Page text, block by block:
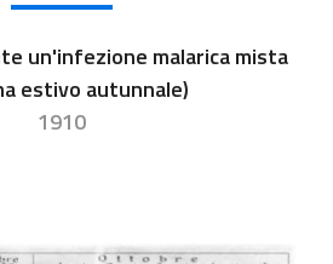
un'infezione malarica mista
estivo autunnale)
1910